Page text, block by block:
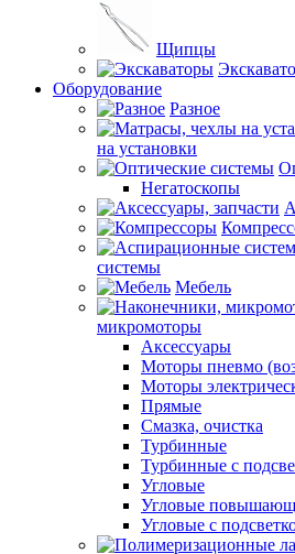
Щипцы
Оборудование
Разное
на установки
Негатоскопы
системы
Мебель
микромоторы
Аксессуары
Моторы пневмо
Моторы
Прямые
Смазка, очистка
Турбинные
Турбинные с
Угловые
Угловые
Угловые с